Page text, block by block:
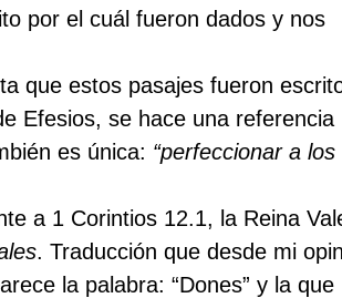
por el cuál fueron dados y nos
que estos pasajes fueron
Efesios, se hace una referencia
es única: “perfeccionar a los
a 1 Corintios 12.1, la Reina
. Traducción que desde mi
la palabra: “Dones” y la que